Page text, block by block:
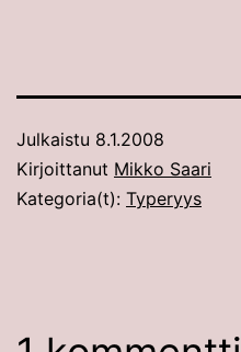
Julkaistu 8.1.2008
Kirjoittanut Mikko Saari
Kategoria(t): Typeryys